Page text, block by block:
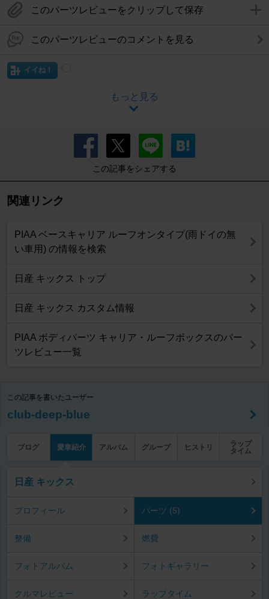
このパーツレビューをクリップして保存
このパーツレビューのコメントを見る
イイね！
もっと見る
この記事をシェアする
関連リンク
PIAA ベースキャリア ルーフオンタイプ(雨ドイの無
い車用) の情報を検索
日産 キックス トップ
日産 キックス カスタム情報
PIAA ボディパーツ キャリア・ルーフボックスのパー
ツレビュー一覧
この記事を書いたユーザー
club-deep-blue
ブログ 愛車紹介 アルバム グループ ヒストリ
ラップ
タイム
日産 キックス
プロフィール パーツ (5)
整備 燃費
フォトアルバム フォトギャラリー
クルマレビュー ラップタイム